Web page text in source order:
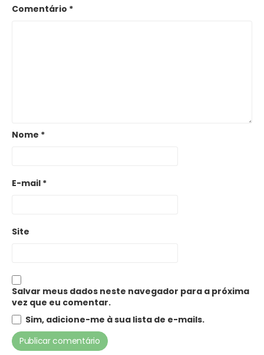
Comentário *
Nome *
E-mail *
Site
Salvar meus dados neste navegador para a próxima
vez que eu comentar.
Sim, adicione-me à sua lista de e-mails.